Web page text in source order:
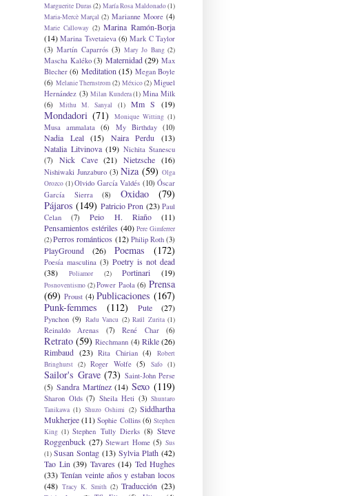
Marguerite Duras(2) María Rosa Maldonado(1)
Maria-Mercè Marçal (2) Marianne Moore (4)
Marie Calloway (2) Marina Ramón-Borja
(14) Marina Tsvetaieva (6) Mark C Taylor
(3) Martín Caparrós (3) Mary Jo Bang (2)
Mascha Kaléko (3) Maternidad (29) Max
Blecher (6) Meditation (15) Megan Boyle
(6) Melanie Thernstrom (2) México (2) Miguel
Hernández (3) Milan Kundera(1) Mina Milk
(6)
Mithu M. Sanyal (1) Mm S (19)
Mondadori (71) Monique Witting (1)
Musa ammalata (6) My Birthday (10)
Nadia Leal (15) Naira Perdu
(13)
Natalia Litvinova (19) Nichita Stanescu
(7)
Nick Cave (21) Nietzsche (16)
Nishiwaki Junzaburo (3) Niza (59) Olga
Orozco (1)Olvido García Valdés (10) Óscar
García Sierra
(8) Oxidao
(79)
Pájaros (149) Patricio Pron (23) Paul
Celan
(7) Peio H. Riaño
(11)
Pensamientos estériles (40) Pere Gimferrer
(2)Perros románticos (12) Philip Roth (3)
PlayGround (26) Poemas (172)
Poesía masculina (3) Poetry is not dead
(38)
Poliamor (2) Portinari (19)
Posnoventismo (2) Power Paola (6) Prensa
(69) Proust (4) Publicaciones (167)
Punk-femmes
(112) Pute (27)
Pynchon (9) Radu Vancu (2) Raúl Zurita (1)
Reinaldo Arenas (7) René Char (6)
Retrato (59) Riechmann (4) Rikle (26)
Rimbaud (23) Rita Chirian (4)
Robert
Bringhurst (2) Roger Wolfe (5) Safo (1)
Sailor's Grave (73) Saint-John Perse
(5) Sandra Martínez (14) Sexo (119)
Sharon Olds (7) Sheila Heti (3) Shuntaro
Tanikawa (1) Shuzo Oshimi (2) Siddhartha
Mukherjee (11) Sophie Collins (6) Stephen
King (1) Stephen Tully Dierks (8) Steve
Roggenbuck (27) Stewart Home (5) Sus
(1) Susan Sontag (13) Sylvia Plath (42)
Tao Lin (39) Tavares (14) Ted Hughes
(33) Tenían veinte años y estaban locos
(48) Tracy K. Smith (2) Traducción (23)